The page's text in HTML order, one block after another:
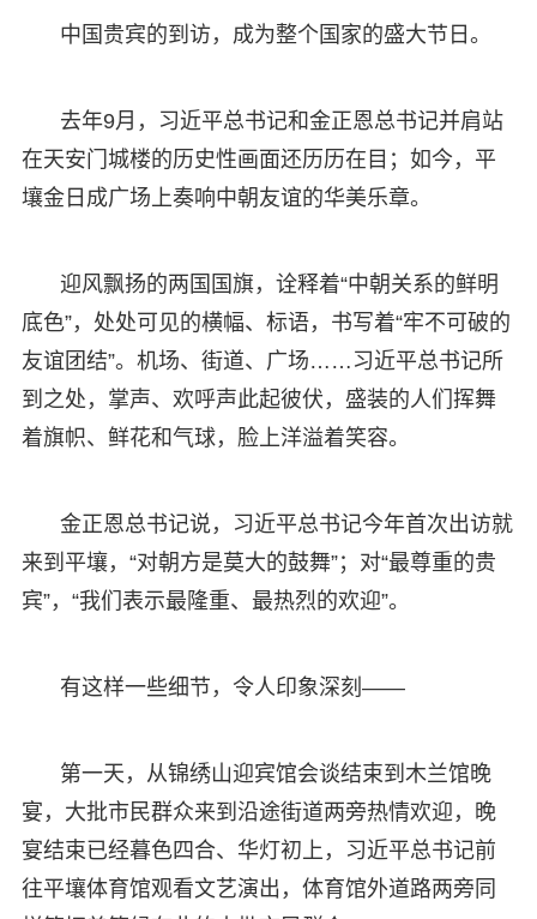
中国贵宾的到访，成为整个国家的盛大节日。
去年9月，习近平总书记和金正恩总书记并肩站
在天安门城楼的历史性画面还历历在目；如今，平
壤金日成广场上奏响中朝友谊的华美乐章。
迎风飘扬的两国国旗，诠释着“中朝关系的鲜明
底色”，处处可见的横幅、标语，书写着“牢不可破的
友谊团结”。机场、街道、广场……习近平总书记所
到之处，掌声、欢呼声此起彼伏，盛装的人们挥舞
着旗帜、鲜花和气球，脸上洋溢着笑容。
金正恩总书记说，习近平总书记今年首次出访就
来到平壤，“对朝方是莫大的鼓舞”；对“最尊重的贵
宾”，“我们表示最隆重、最热烈的欢迎”。
有这样一些细节，令人印象深刻——
第一天，从锦绣山迎宾馆会谈结束到木兰馆晚
宴，大批市民群众来到沿途街道两旁热情欢迎，晚
宴结束已经暮色四合、华灯初上，习近平总书记前
往平壤体育馆观看文艺演出，体育馆外道路两旁同